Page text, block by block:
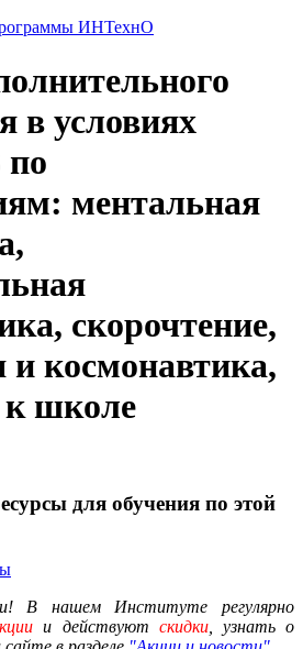
ИНТехнО
в условиях
ментальная
скорочтение,
и космонавтика,
к школе
для обучения по этой
В нашем Институте регулярно
и действуют скидки, узнать о